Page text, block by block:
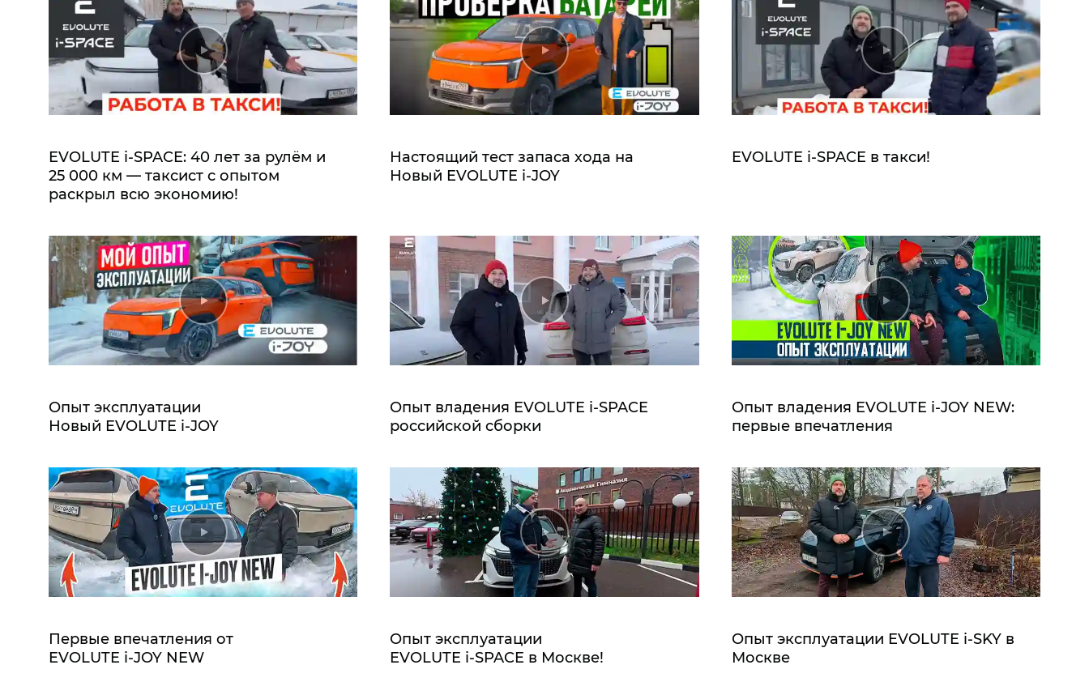
EVOLUTE i‑SPACE: 40 лет за рулём и
25 000 км — таксист с опытом
раскрыл всю экономию!
Настоящий тест запаса хода на
Новый EVOLUTE i‑JOY
EVOLUTE i‑SPACE в такси!
Опыт эксплуатации
Новый EVOLUTE i‑JOY
Опыт владения EVOLUTE i‑SPACE
российской сборки
Опыт владения EVOLUTE i‑JOY NEW:
первые впечатления
Первые впечатления от
EVOLUTE i‑JOY NEW
Опыт эксплуатации
EVOLUTE i‑SPACE в Москве!
Опыт эксплуатации EVOLUTE i‑SKY в
Москве